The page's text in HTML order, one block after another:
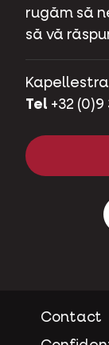
rugăm să
să vă
Tel +32 (0)9
Contact